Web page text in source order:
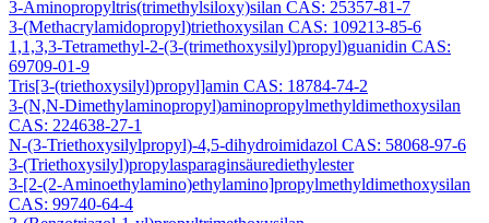
3-Aminopropyltris(trimethylsiloxy)silan CAS: 25357-81-7
3-(Methacrylamidopropyl)triethoxysilan CAS: 109213-85-6
1,1,3,3-Tetramethyl-2-(3-(trimethoxysilyl)propyl)guanidin CAS:
69709-01-9
Tris[3-(triethoxysilyl)propyl]amin CAS: 18784-74-2
3-(N,N-Dimethylaminopropyl)aminopropylmethyldimethoxysilan
CAS: 224638-27-1
N-(3-Triethoxysilylpropyl)-4,5-dihydroimidazol CAS: 58068-97-6
3-(Triethoxysilyl)propylasparaginsäurediethylester
3-[2-(2-Aminoethylamino)ethylamino]propylmethyldimethoxysilan
CAS: 99740-64-4